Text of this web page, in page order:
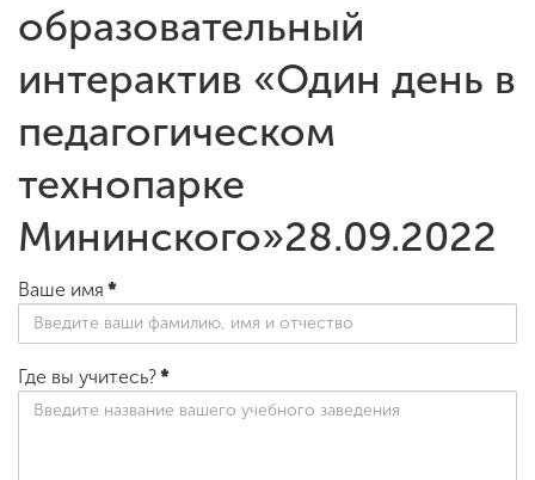
образовательный
интерактив «Один день в
педагогическом
технопарке
Мининского»28.09.2022
Ваше имя *
Где вы учитесь?*